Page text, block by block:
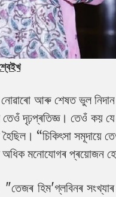
আৰু শেষত ভুল নিদান
দৃঢ়প্ৰতিজ্ঞ। তেওঁ কয়
“চিকিৎসা সমূদায়ে
মনোযোগৰ প্ৰয়োজন
"তেজৰ হিম'গ্লবিনৰ